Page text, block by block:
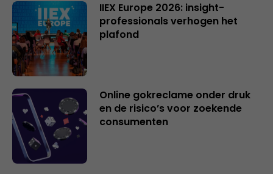
IIEX Europe 2026: insight-
professionals verhogen het
plafond
Online gokreclame onder druk
en de risico’s voor zoekende
consumenten